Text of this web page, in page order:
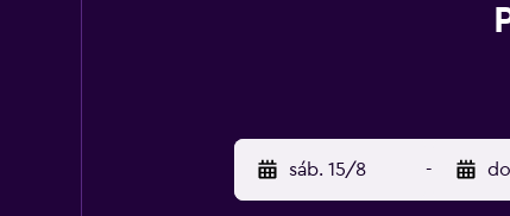
sáb. 15/8 -